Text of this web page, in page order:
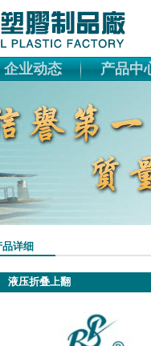
企业动态 产品中
品详细
液压折叠上翻